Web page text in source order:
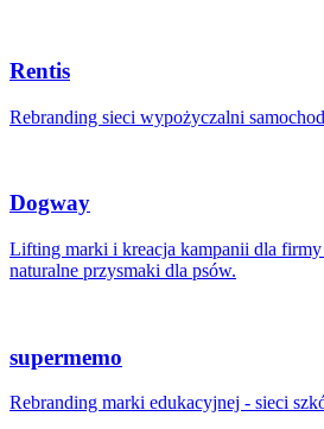
Rentis
Rebranding sieci wypożyczalni
Dogway
Lifting marki i kreacja kampanii dla
naturalne przysmaki dla psów.
supermemo
Rebranding marki edukacyjnej - sieci